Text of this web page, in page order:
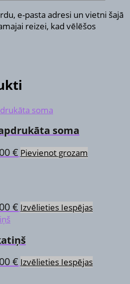
e-pasta adresi un vietni šajā
reizei, kad vēlēšos
soma
€ Pievienot grozam
€ Izvēlieties Iespējas
The
€ Izvēlieties Iespējas